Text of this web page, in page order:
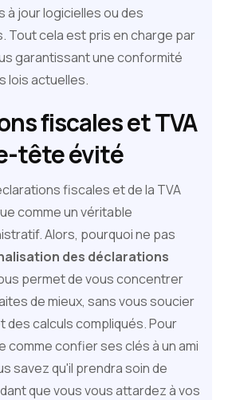
à jour logicielles ou des
Tout cela est pris en charge par
garantissant une conformité
lois actuelles.
fiscales et TVA
tête évité
fiscales et de la TVA
comme un véritable
Alors, pourquoi ne pas
des déclarations
permet de vous concentrer
de mieux, sans vous soucier
des calculs compliqués. Pour
comme confier ses clés à un ami
savez qu'il prendra soin de
que vous vous attardez à vos